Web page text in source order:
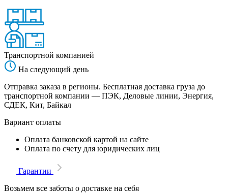
Транспортной компанией
На следующий день
Отправка заказа в регионы. Бесплатная доставка груза до
транспортной компании — ПЭК, Деловые линии, Энергия,
СДЕК, Кит, Байкал
Вариант оплаты
Оплата банковской картой на сайте
Оплата по счету для юридических лиц
Гарантии
Возьмем все заботы о доставке на себя